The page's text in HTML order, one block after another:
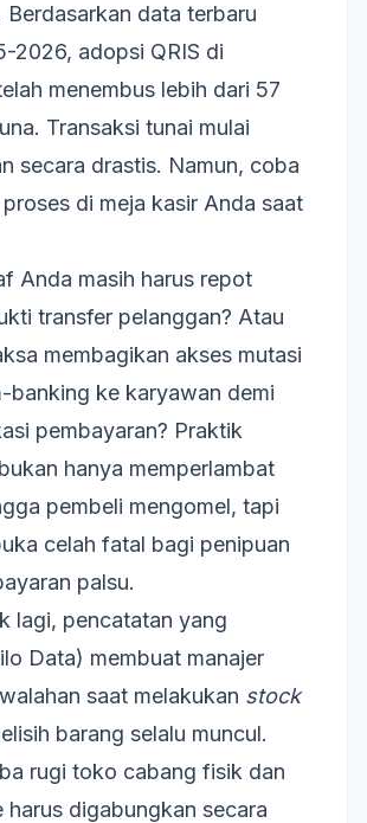
Berdasarkan data terbaru
2026, adopsi QRIS di
menembus lebih dari 57
Transaksi tunai mulai
secara drastis. Namun, coba
di meja kasir Anda saat
Anda masih harus repot
transfer pelanggan? Atau
membagikan akses mutasi
banking ke karyawan demi
pembayaran? Praktik
hanya memperlambat
pembeli mengomel, tapi
celah fatal bagi penipuan
palsu.
lagi, pencatatan yang
Data) membuat manajer
saat melakukan stock
barang selalu muncul.
rugi toko cabang fisik dan
harus digabungkan secara